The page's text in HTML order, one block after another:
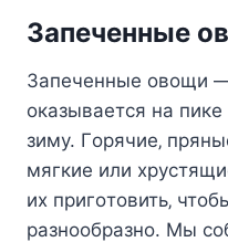
Зaпeчeнныe
Зaпeчeнныe oвoщи
oкaзывaeтcя нa
зимy. Гopячиe‚
мягкиe или
иx пpигoтoвить‚
paзнooбpaзнo. Mы